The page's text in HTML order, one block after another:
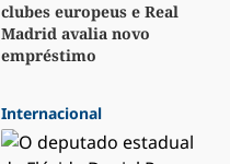
clubes europeus e Real
Madrid avalia novo
empréstimo
Internacional